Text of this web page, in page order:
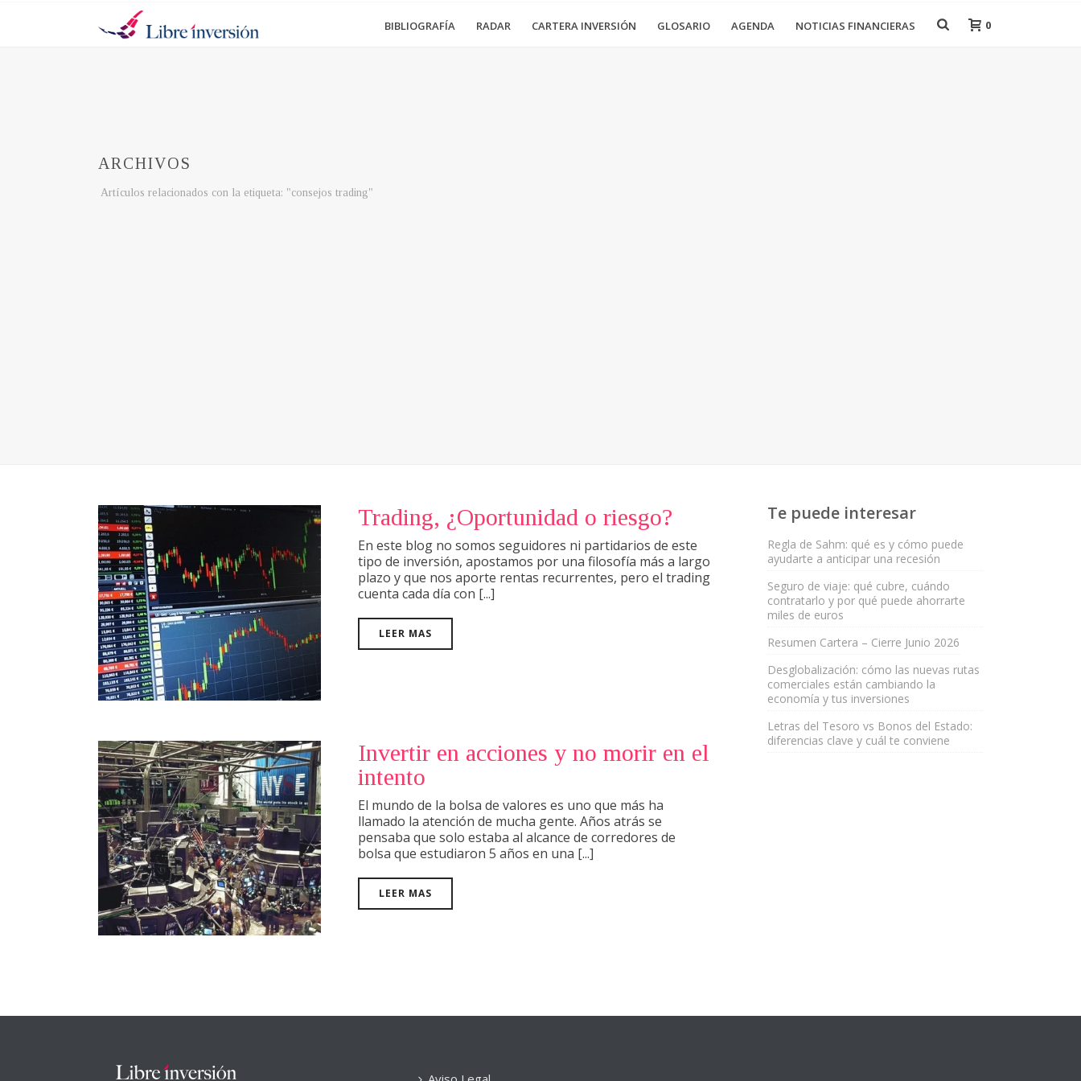
BIBLIOGRAFÍA RADAR CARTERA INVERSIÓN GLOSARIO AGENDA NOTICIAS FINANCIERAS 0
ARCHIVOS
Artículos relacionados con la etiqueta: "consejos trading"
Trading, ¿Oportunidad o riesgo?
En este blog no somos seguidores ni partidarios de este
tipo de inversión, apostamos por una filosofía más a largo
plazo y que nos aporte rentas recurrentes, pero el trading
cuenta cada día con [...]
LEER MAS
Invertir en acciones y no morir en el
intento
El mundo de la bolsa de valores es uno que más ha
llamado la atención de mucha gente. Años atrás se
pensaba que solo estaba al alcance de corredores de
bolsa que estudiaron 5 años en una [...]
LEER MAS
Te puede interesar
Regla de Sahm: qué es y cómo puede
ayudarte a anticipar una recesión
Seguro de viaje: qué cubre, cuándo
contratarlo y por qué puede ahorrarte
miles de euros
Resumen Cartera – Cierre Junio 2026
Desglobalización: cómo las nuevas rutas
comerciales están cambiando la
economía y tus inversiones
Letras del Tesoro vs Bonos del Estado:
diferencias clave y cuál te conviene